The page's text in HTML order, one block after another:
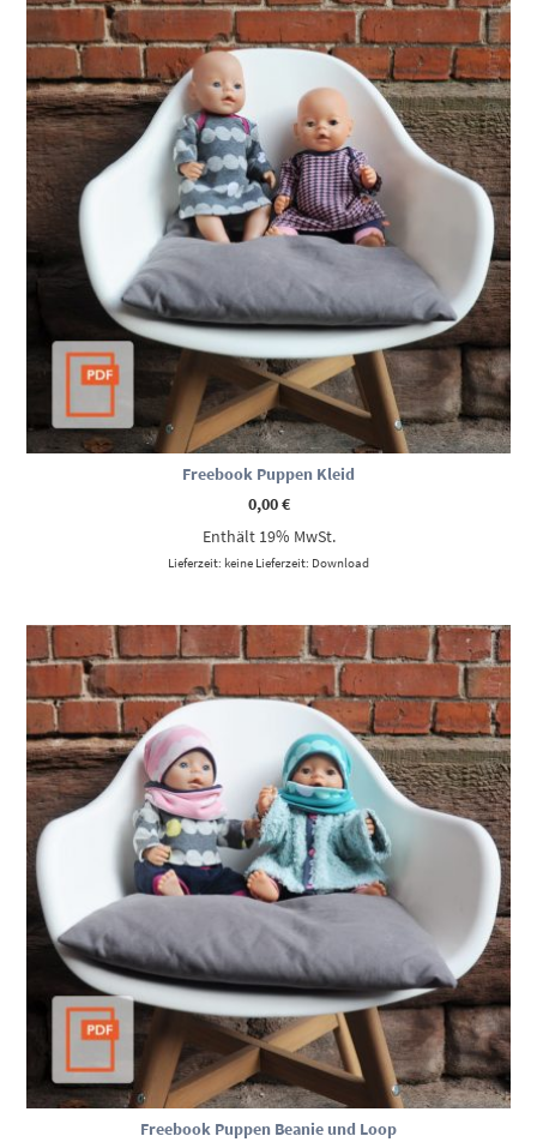
Freebook Puppen Kleid
0,00€
Enthält 19% MwSt.
Lieferzeit: keine Lieferzeit: Download
Freebook Puppen Beanie und Loop